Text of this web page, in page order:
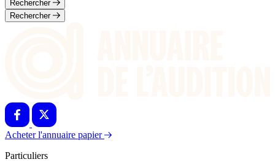
Rechercher
Rechercher
Acheter l'annuaire papier
Particuliers